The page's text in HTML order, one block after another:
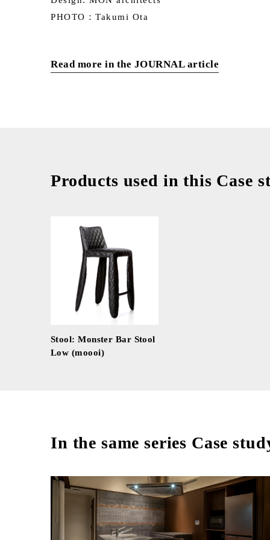
PHOTO：Takumi Ota
Read more in the JOURNAL article
Products used in this Case
Stool: Monster Bar Stool
Low (moooi)
In the same series Case